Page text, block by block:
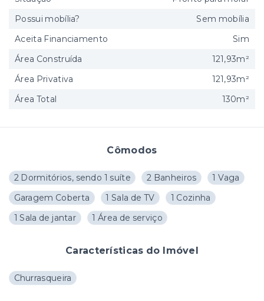
Cômodos
2 Dormitórios, sendo 1 suíte 2 Banheiros
1 Vaga
Garagem Coberta
1 Sala de TV
1 Cozinha
1 Sala de jantar
1 Área de serviço
Características do Imóvel
Churrasqueira
Possui mobília?
Sem mobília
Aceita Financiamento
Sim
Área Construída
121,93m²
Área Privativa
121,93m²
Área Total
130m²